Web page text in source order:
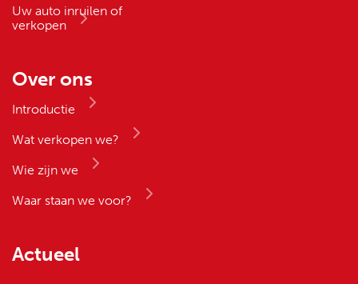
Uw auto inruilen of
verkopen
Over ons
Introductie
Wat verkopen we?
Wie zijn we
Waar staan we voor?
Actueel